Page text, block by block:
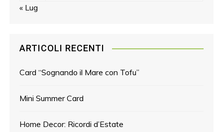
« Lug
ARTICOLI RECENTI
Card “Sognando il Mare con Tofu”
Mini Summer Card
Home Decor: Ricordi d’Estate